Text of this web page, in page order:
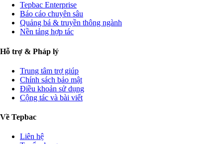
Tepbac Enterprise
Báo cáo chuyên sâu
Quảng bá & truyền thông ngành
Nền tảng hợp tác
Hỗ trợ & Pháp lý
Trung tâm trợ giúp
Chính sách bảo mật
Điều khoản sử dụng
Cộng tác và bài viết
Về Tepbac
Liên hệ